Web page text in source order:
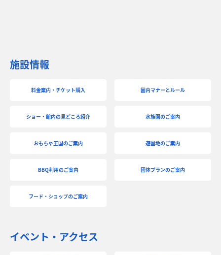
施設情報
料金案内・チケット購入 園内マナーとルール
ショー・館内の見どころ紹介 水族園のご案内
おもちゃ王国のご案内 遊園地のご案内
BBQ利用のご案内 団体プランのご案内
フード・ショップのご案内
イベント・アクセス